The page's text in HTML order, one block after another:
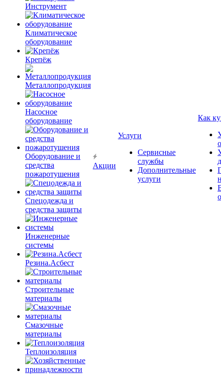
Инструмент
Климатическое
оборудование
Крепёж
Металлопродукция
Насосное
оборудование
Оборудование и
средства
пожаротушения
Спецодежда и
средства защиты
Инженерные
системы
Резина.Асбест
Строительные
материалы
Смазочные
материалы
Теплоизоляция
Акции
Услуги
Сервисные
службы
Дополнительные
услуги
Как